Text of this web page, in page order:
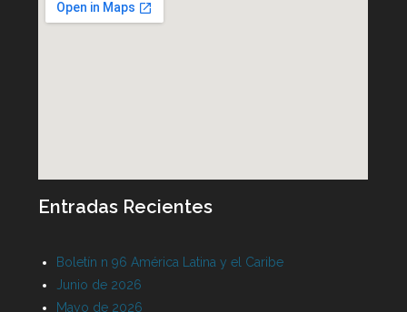
Entradas Recientes
Boletín n 96 América Latina y el Caribe
Junio de 2026
Mayo de 2026